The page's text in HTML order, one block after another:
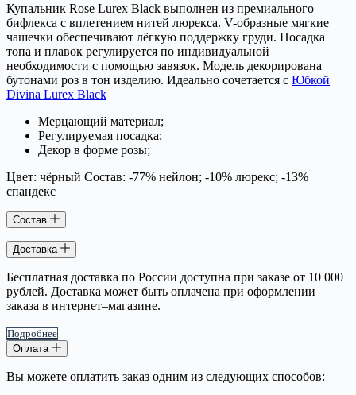
Купальник Rose Lurex Black выполнен из премиального
бифлекса с вплетением нитей люрекса. V-образные мягкие
чашечки обеспечивают лёгкую поддержку груди. Посадка
топа и плавок регулируется по индивидуальной
необходимости с помощью завязок. Модель декорирована
бутонами роз в тон изделию. Идеально сочетается с Юбкой
Divina Lurex Black
Мерцающий материал;
Регулируемая посадка;
Декор в форме розы;
Цвет: чёрный Состав: -77% нейлон; -10% люрекс; -13%
спандекс
Состав
Доставка
Бесплатная доставка по России доступна при заказе от 10 000
рублей. Доставка может быть оплачена при оформлении
заказа в интернет–магазине.
Подробнее
Оплата
Вы можете оплатить заказ одним из следующих способов: